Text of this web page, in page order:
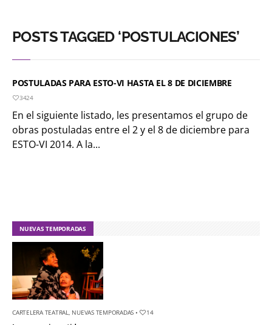
POSTS TAGGED ‘POSTULACIONES’
POSTULADAS PARA ESTO-VI HASTA EL 8 DE DICIEMBRE
3424
En el siguiente listado, les presentamos el grupo de
obras postuladas entre el 2 y el 8 de diciembre para
ESTO-VI 2014. A la...
NUEVAS TEMPORADAS
CARTELERA TEATRAL NUEVAS TEMPORADAS • 14